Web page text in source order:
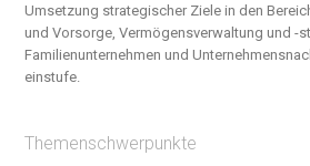
Umsetzung strategischer Ziele in den
und Vorsorge, Vermögensverwaltung und -
Familienunternehmen und
einstufe.
Themenschwerpunkte